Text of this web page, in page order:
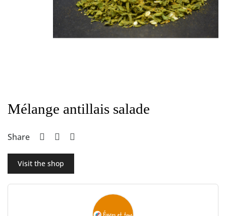
Mélange antillais salade
Share
Visit the shop